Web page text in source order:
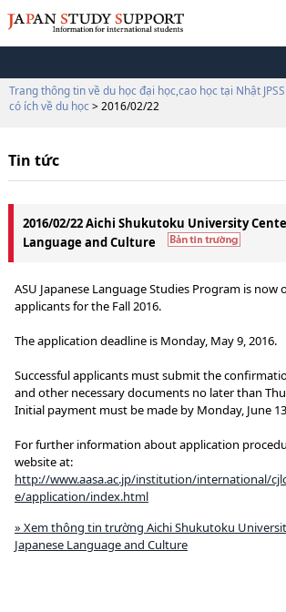
Trang thông tin về du học đại học,cao học tại Nhật JPSS
có ích về du học > 2016/02/22
Tin tức
2016/02/22 Aichi Shukutoku University
Language and Culture
ASU Japanese Language Studies Program is now
applicants for the Fall 2016.
The application deadline is Monday, May 9, 2016.
Successful applicants must submit the
and other necessary documents no later than
Initial payment must be made by Monday, June
For further information about application
website at:
http://www.aasa.ac.jp/institution/international/
e/application/index.html
» Xem thông tin trường Aichi Shukutoku
Japanese Language and Culture